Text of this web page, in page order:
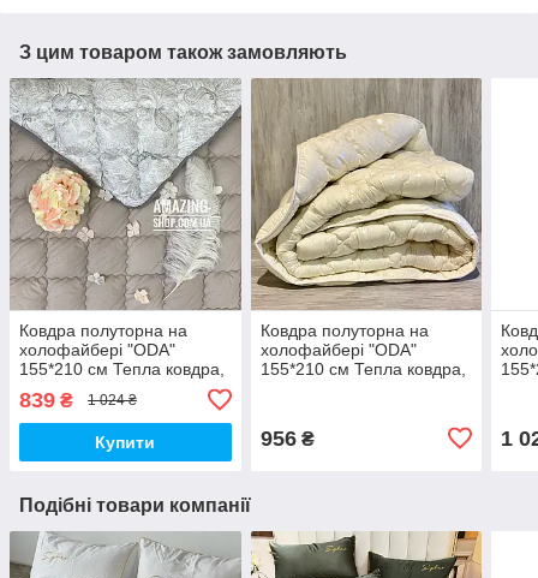
З цим товаром також замовляють
Ковдра полуторна на
холофайбері "ODA"
155*210 см Тепла ковдра,
наповнювач холофайбер.
Стьобана ковдра ОДА
839 ₴ 1 024 ₴
Купити
Ковдра полуторна на
холофайбері "ODA"
155*210 см Тепла ковдра,
956₴ 1
Подібні товари компанії